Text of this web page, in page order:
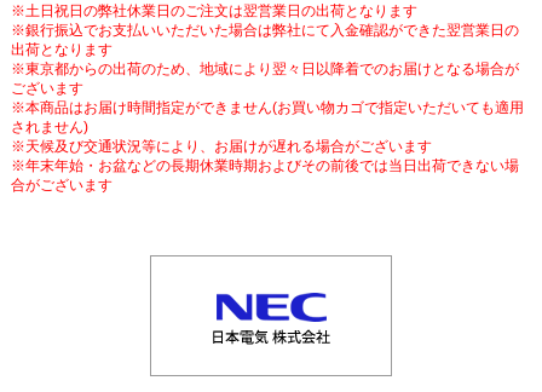
※土日祝日の弊社休業日のご注文は翌営業日の出荷となります
※銀行振込でお支払いいただいた場合は弊社にて入金確認ができた翌営業日の
出荷となります
※東京都からの出荷のため、地域により翌々日以降着でのお届けとなる場合が
ございます
※本商品はお届け時間指定ができません(お買い物カゴで指定いただいても適用
されません)
※天候及び交通状況等により、お届けが遅れる場合がございます
※年末年始・お盆などの長期休業時期およびその前後では当日出荷できない場
合がございます